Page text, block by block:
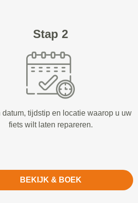
Stap 2
datum, tijdstip en locatie waarop u uw
fiets wilt laten repareren.
BEKIJK & BOEK